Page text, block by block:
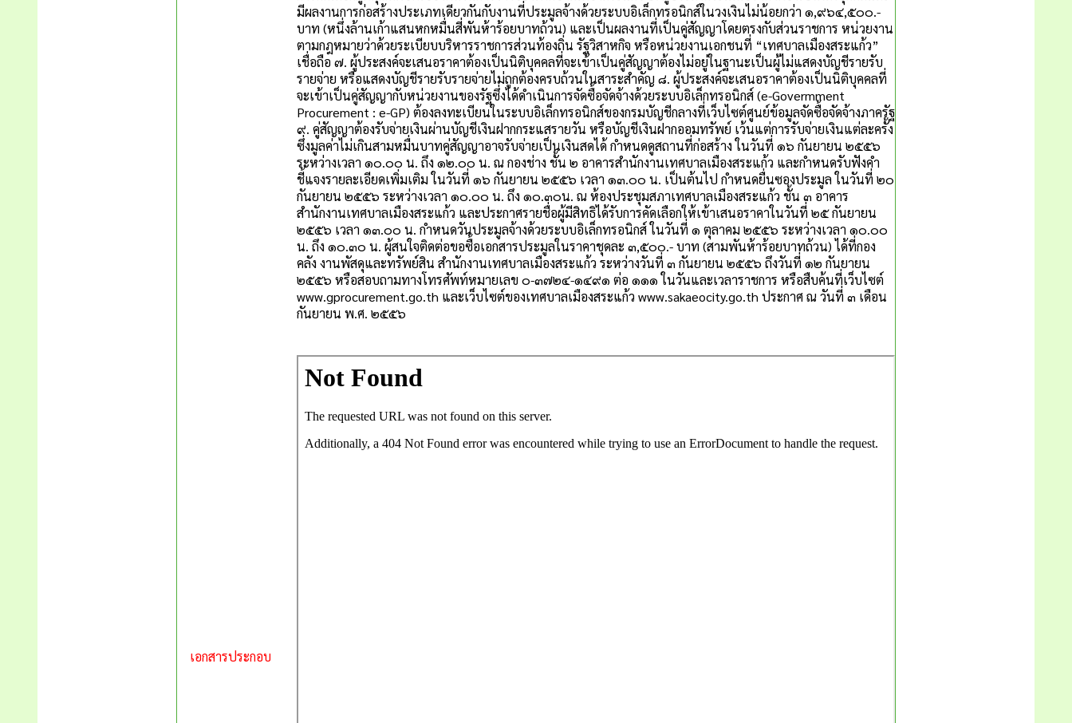
มีผลงานการก่อสร้างประเภทเดียวกันกับงานที่ประมูลจ้างด้วยระบบอิเล็กทรอนิกส์ในวงเงินไม่น้อยกว่า ๑,๙๖๔,๕๐๐.-
บาท (หนึ่งล้านเก้าแสนหกหมื่นสี่พันห้าร้อยบาทถ้วน) และเป็นผลงานที่เป็นคู่สัญญาโดยตรงกับส่วนราชการ หน่วยงาน
ตามกฎหมายว่าด้วยระเบียบบริหารราชการส่วนท้องถิ่น รัฐวิสาหกิจ หรือหน่วยงานเอกชนที่ “เทศบาลเมืองสระแก้ว”
เชื่อถือ ๗. ผู้ประสงค์จะเสนอราคาต้องเป็นนิติบุคคลที่จะเข้าเป็นคู่สัญญาต้องไม่อยู่ในฐานะเป็นผู้ไม่แสดงบัญชีรายรับ
รายจ่าย หรือแสดงบัญชีรายรับรายจ่ายไม่ถูกต้องครบถ้วนในสาระสำคัญ ๘. ผู้ประสงค์จะเสนอราคาต้องเป็นนิติบุคคลที่
จะเข้าเป็นคู่สัญญากับหน่วยงานของรัฐซึ่งได้ดำเนินการจัดซื้อจัดจ้างด้วยระบบอิเล็กทรอนิกส์ (e-Govermment
Procurement : e-GP) ต้องลงทะเบียนในระบบอิเล็กทรอนิกส์ของกรมบัญชีกลางที่เว็บไซต์ศูนย์ข้อมูลจัดซื้อจัดจ้างภาครัฐ
๙. คู่สัญญาต้องรับจ่ายเงินผ่านบัญชีเงินฝากกระแสรายวัน หรือบัญชีเงินฝากออมทรัพย์ เว้นแต่การรับจ่ายเงินแต่ละครั้ง
ซึ่งมูลค่าไม่เกินสามหมื่นบาทคู่สัญญาอาจรับจ่ายเป็นเงินสดได้ กำหนดดูสถานที่ก่อสร้าง ในวันที่ ๑๖ กันยายน ๒๕๕๖
ระหว่างเวลา ๑๐.๐๐ น. ถึง ๑๒.๐๐ น. ณ กองช่าง ชั้น ๒ อาคารสำนักงานเทศบาลเมืองสระแก้ว และกำหนดรับฟังคำ
ชี้แจงรายละเอียดเพิ่มเติม ในวันที่ ๑๖ กันยายน ๒๕๕๖ เวลา ๑๓.๐๐ น. เป็นต้นไป กำหนดยื่นซองประมูล ในวันที่ ๒๐
กันยายน ๒๕๕๖ ระหว่างเวลา ๑๐.๐๐ น. ถึง ๑๐.๓๐น. ณ ห้องประชุมสภาเทศบาลเมืองสระแก้ว ชั้น ๓ อาคาร
สำนักงานเทศบาลเมืองสระแก้ว และประกาศรายชื่อผู้มีสิทธิได้รับการคัดเลือกให้เข้าเสนอราคาในวันที่ ๒๕ กันยายน
๒๕๕๖ เวลา ๑๓.๐๐ น. กำหนดวันประมูลจ้างด้วยระบบอิเล็กทรอนิกส์ ในวันที่ ๑ ตุลาคม ๒๕๕๖ ระหว่างเวลา ๑๐.๐๐
น. ถึง ๑๐.๓๐ น. ผู้สนใจติดต่อขอซื้อเอกสารประมูลในราคาชุดละ ๓,๕๐๐.- บาท (สามพันห้าร้อยบาทถ้วน) ได้ที่กอง
คลัง งานพัสดุและทรัพย์สิน สำนักงานเทศบาลเมืองสระแก้ว ระหว่างวันที่ ๓ กันยายน ๒๕๕๖ ถึงวันที่ ๑๒ กันยายน
๒๕๕๖ หรือสอบถามทางโทรศัพท์หมายเลข ๐-๓๗๒๔-๑๔๙๑ ต่อ ๑๑๑ ในวันและเวลาราชการ หรือสืบค้นที่เว็บไซต์
www.gprocurement.go.th และเว็บไซต์ของเทศบาลเมืองสระแก้ว www.sakaeocity.go.th ประกาศ ณ วันที่ ๓ เดือน
กันยายน พ.ศ. ๒๕๕๖
เอกสารประกอบ